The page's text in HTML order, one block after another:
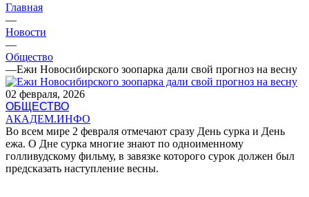
Главная
—
Новости
—
Общество
—Ежи Новосибирского зоопарка дали свой прогноз на весну
02 февраля, 2026
ОБЩЕСТВО
АКАДЕМ.ИНФО
Во всем мире 2 февраля отмечают сразу День сурка и День
ежа. О Дне сурка многие знают по одноименному
голливудскому фильму, в завязке которого сурок должен был
предсказать наступление весны.